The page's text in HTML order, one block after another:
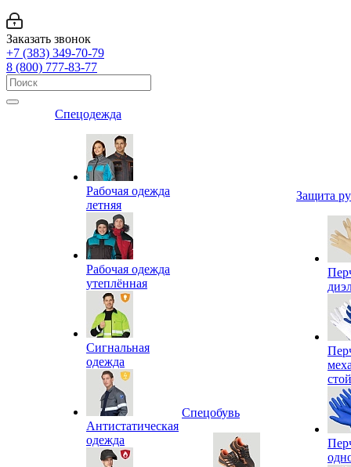
Заказать звонок
+7 (383) 349-70-79
8 (800) 777-83-77
Спецодежда
Рабочая одежда
летняя
Рабочая одежда
утеплённая
Сигнальная
одежда
Антистатическая
одежда
Спецобувь
Защита